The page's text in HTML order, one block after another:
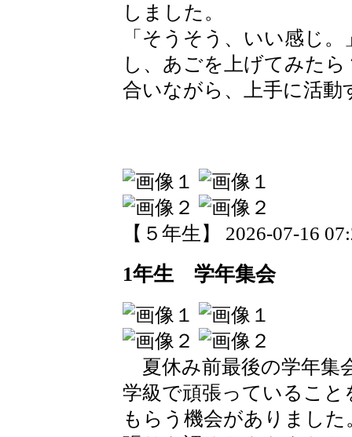
しました。
「そうそう、いい感じ
し、あごを上げてみた
合いながら、上手に活
【５年生】 2026-07-16
1年生 学年集会
夏休み前最後の学年集
学級で頑張っているこ
もらう機会がありまし